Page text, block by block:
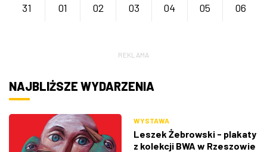
31 01 02 03 04 05 06
REKLAMA
NAJBLIŻSZE WYDARZENIA
WYSTAWA
Leszek Żebrowski - plakaty
z kolekcji BWA w Rzeszowie